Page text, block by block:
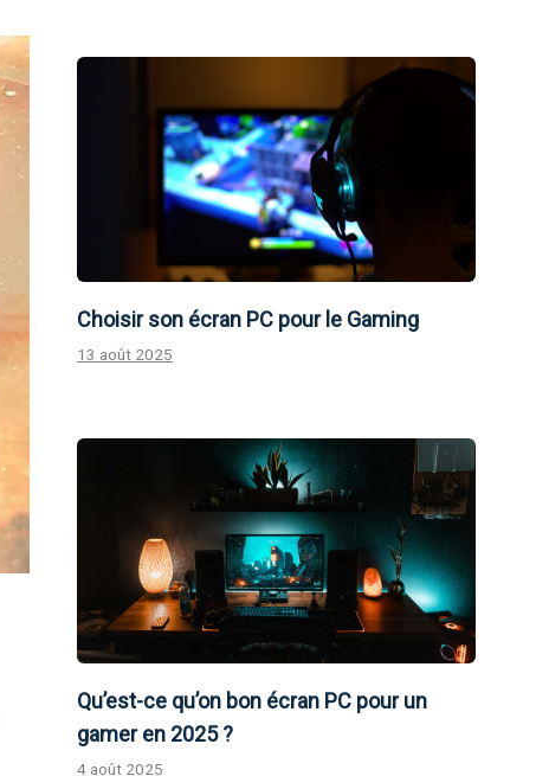
Choisir son écran PC pour le Gaming
13 août 2025
Qu’est-ce qu’on bon écran PC pour un
gamer en 2025 ?
4 août 2025